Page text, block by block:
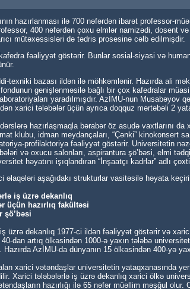
hazırlanması ilə 700 nəfərdən ibarət professor-
400 nəfərdən çoxu elmlər namizədi, dosent
mütəxəssisləri də tədris prosesinə cəlb edilmişdir.
fəaliyyət göstərir. Bunlar sosial-siyasi və
texniki bazası ildən ilə möhkəmlənir. Hazırda ali
genişlənməsilə bağlı bir çox kafedralar
yaradılmışdır. AzİMU-nun Musabəyov
xarici tələbələr üçün ayrıca doqquz mərtəbəli 2
hazırlaşmaqla bərabər öz asudə vaxtlarını
klubu, idman meydançaları, “Çənki” kinokonsert
profilaktoriya fəaliyyət göstərir. Universitetin
və oxucu salonları, aspirantura şö’bəsi, elmi
həyatını işıqlandıran “İnşaatçı kadrlar” adlı
əlaqələri aşağıdakı strukturlar vasitəsilə həyata
iş üzrə dekanlıq
üçün hazırlıq fakültəsi
şö’bəsi
üzrə dekanlıq 1977-ci ildən fəaliyyət göstərir və
40-dan artıq ölkəsindən 1000-ə yaxın tələbə
Hazırda AzİMU-da dünyanın 15 ölkəsindən 400-yə
xarici vətəndaşlar universitetin yataqxanasında
Xarici tələbələrlə iş üzrə dekanlıq xarici ölkə
hazırlığı ilə 65 nəfər müəllim məşğul